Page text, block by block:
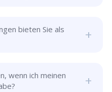
bieten Sie als
wenn ich meinen